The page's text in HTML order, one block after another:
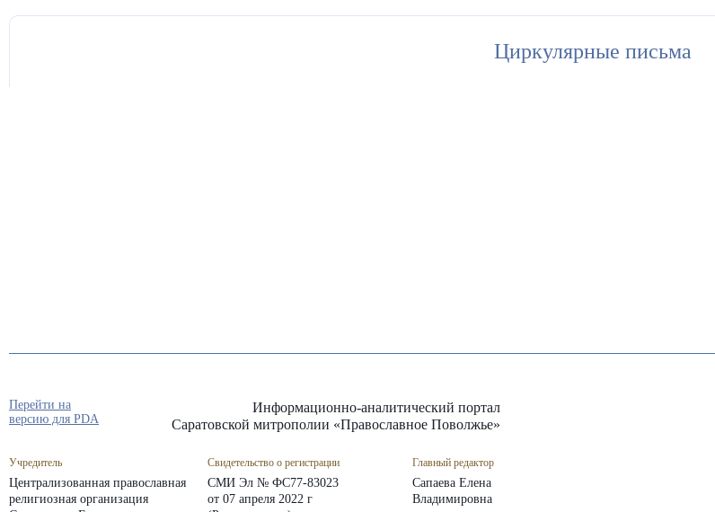
Циркулярные письма
Информационно-аналитический портал
Саратовской митрополии «Православное Поволжье»
Учредитель
Централизованная православная
религиозная организация
Свидетельство о регистрации
СМИ Эл № ФС77-83023
от 07 апреля 2022 г
Главный редактор
Сапаева Елена
Владимировна
Перейти на
версию для PDA